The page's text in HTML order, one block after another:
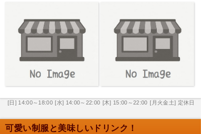
[日] 14:00～18:00 [水] 14:00～22:00 [木] 15:00～22:00 [月火金土] 定休日
可愛い制服と美味しいドリンク！